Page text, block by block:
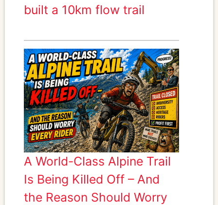
built a 10km flow trail
A World-Class Alpine Trail
Is Being Killed Off – And
the Reason Should Worry